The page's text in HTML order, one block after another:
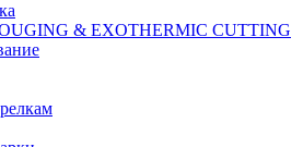
& EXOTHERMIC CUTTING